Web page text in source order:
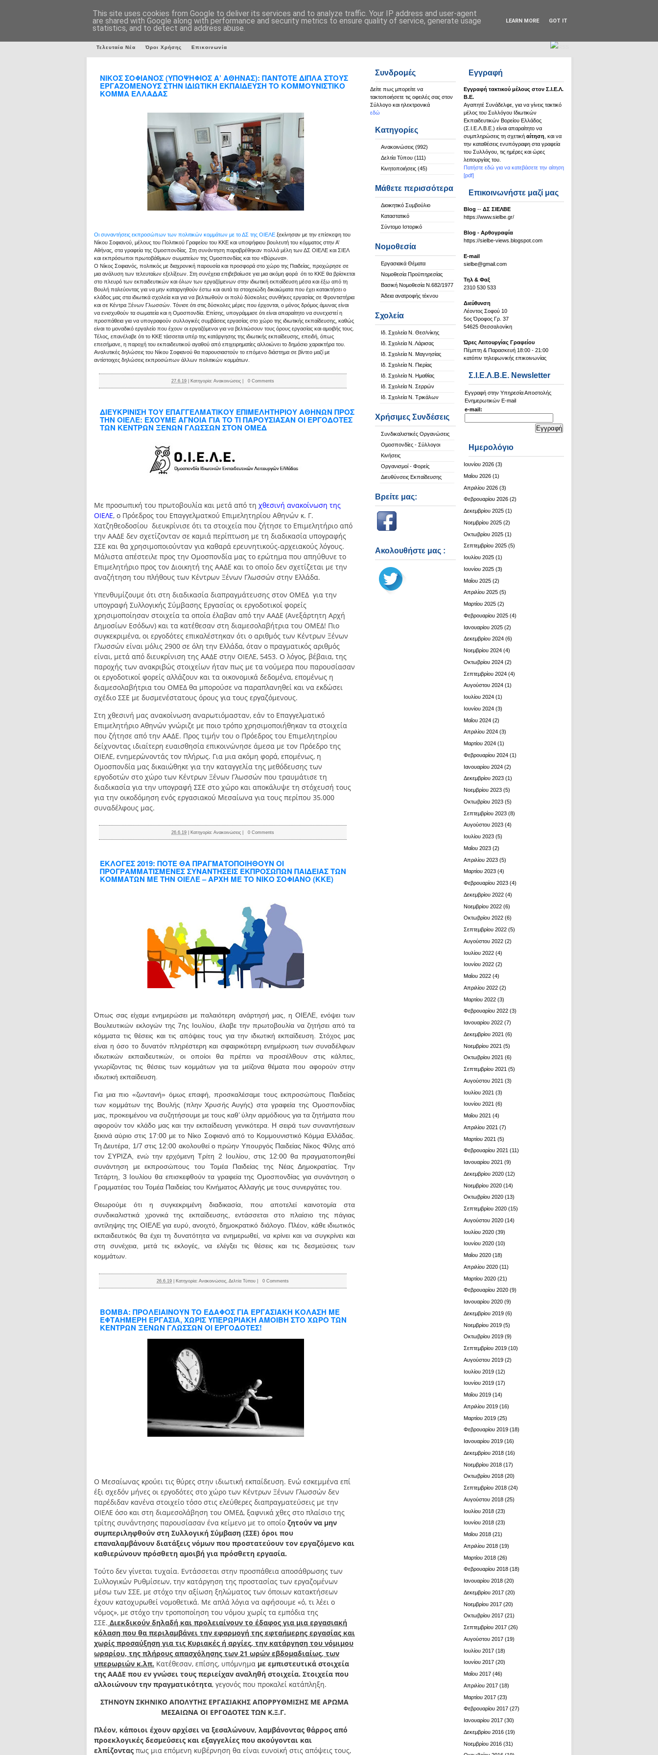
Σ.Ι.Ε.Λ.Β.Ε.
Τελευταία Νέα Όροι Χρήσης Επικοινωνία
Εγγραφή
Εγγραφή τακτικού μέλους στον Σ.Ι.Ε.Λ.
Β.Ε.
Αγαπητέ Συνάδελφε, για να γίνεις τακτικό
μέλος του Συλλόγου Ιδιωτικών
Εκπαιδευτικών Βορείου Ελλάδος
(Σ.Ι.Ε.Λ.Β.Ε.) είναι απαραίτητο να
συμπληρώσεις τη σχετική αίτηση , και να
την καταθέσεις ενυπόγραφη στα γραφεία
του Συλλόγου, τις ημέρες και ώρες
λειτουργίας του.
Πατήστε εδώ για να κατεβάσετε την αίτηση
[pdf]
Επικοινωνήστε μαζί μας
Βlog -- ΔΣ ΣΙΕΛΒΕ
https://www.sielbe.gr/
Blog - Αρθογραφία
https://sielbe-views.blogspot.com
Ε-mail
sielbe@gmail.com
Τηλ & Φαξ
2310 530 533
Διεύθυνση
Λέοντος Σοφού 10
5ος Όροφος Γρ. 37
54625 Θεσσαλονίκη
Ώρες Λειτουργίας Γραφείου
Πέμπτη & Παρασκευή 18:00 - 21:00
κατόπιν τηλεφωνικής επικοινωνίας
Σ.Ι.Ε.Λ.Β.Ε. Newsletter
Εγγραφή στην Υπηρεσία Αποστολής
Ενημερωτικών E-mail
e-mail:
Ημερολόγιο
Ιουνίου 2026 (3)
Μαΐου 2026 (1)
Απριλίου 2026 (3)
Φεβρουαρίου 2026 (2)
Δεκεμβρίου 2025 (1)
Νοεμβρίου 2025 (2)
Οκτωβρίου 2025 (1)
Σεπτεμβρίου 2025 (5)
Ιουλίου 2025 (1)
Ιουνίου 2025 (3)
Μαΐου 2025 (2)
Απριλίου 2025 (5)
Μαρτίου 2025 (2)
Φεβρουαρίου 2025 (4)
Ιανουαρίου 2025 (2)
Δεκεμβρίου 2024 (6)
Νοεμβρίου 2024 (4)
Οκτωβρίου 2024 (2)
Σεπτεμβρίου 2024 (4)
Αυγούστου 2024 (1)
Ιουλίου 2024 (1)
Ιουνίου 2024 (3)
Μαΐου 2024 (2)
Απριλίου 2024 (3)
Μαρτίου 2024 (1)
Φεβρουαρίου 2024 (1)
Ιανουαρίου 2024 (2)
Δεκεμβρίου 2023 (1)
Νοεμβρίου 2023 (5)
Οκτωβρίου 2023 (5)
Σεπτεμβρίου 2023 (8)
Αυγούστου 2023 (4)
Ιουλίου 2023 (5)
Μαΐου 2023 (2)
Απριλίου 2023 (5)
Μαρτίου 2023 (4)
Φεβρουαρίου 2023 (4)
Δεκεμβρίου 2022 (4)
Νοεμβρίου 2022 (6)
Οκτωβρίου 2022 (6)
Σεπτεμβρίου 2022 (5)
Αυγούστου 2022 (2)
Ιουλίου 2022 (4)
Ιουνίου 2022 (2)
Μαΐου 2022 (4)
Απριλίου 2022 (2)
Μαρτίου 2022 (3)
Φεβρουαρίου 2022 (3)
Ιανουαρίου 2022 (7)
Δεκεμβρίου 2021 (6)
Νοεμβρίου 2021 (5)
Οκτωβρίου 2021 (6)
Σεπτεμβρίου 2021 (5)
Αυγούστου 2021 (3)
Ιουλίου 2021 (3)
Ιουνίου 2021 (6)
Μαΐου 2021 (4)
Απριλίου 2021 (7)
Μαρτίου 2021 (5)
Φεβρουαρίου 2021 (11)
Ιανουαρίου 2021 (9)
Δεκεμβρίου 2020 (12)
Νοεμβρίου 2020 (14)
Οκτωβρίου 2020 (13)
Σεπτεμβρίου 2020 (15)
Αυγούστου 2020 (14)
Ιουλίου 2020 (39)
Ιουνίου 2020 (10)
Μαΐου 2020 (18)
Απριλίου 2020 (11)
Μαρτίου 2020 (21)
Φεβρουαρίου 2020 (9)
Ιανουαρίου 2020 (9)
Δεκεμβρίου 2019 (6)
Νοεμβρίου 2019 (5)
Οκτωβρίου 2019 (9)
Σεπτεμβρίου 2019 (10)
Αυγούστου 2019 (2)
Ιουλίου 2019 (12)
Ιουνίου 2019 (17)
Μαΐου 2019 (14)
Απριλίου 2019 (16)
Μαρτίου 2019 (25)
Φεβρουαρίου 2019 (18)
Ιανουαρίου 2019 (16)
Δεκεμβρίου 2018 (16)
Νοεμβρίου 2018 (17)
Οκτωβρίου 2018 (20)
Σεπτεμβρίου 2018 (24)
Αυγούστου 2018 (25)
Ιουλίου 2018 (23)
Ιουνίου 2018 (23)
Μαΐου 2018 (21)
Απριλίου 2018 (19)
Μαρτίου 2018 (26)
Φεβρουαρίου 2018 (18)
Ιανουαρίου 2018 (20)
Δεκεμβρίου 2017 (20)
Νοεμβρίου 2017 (20)
Οκτωβρίου 2017 (21)
Σεπτεμβρίου 2017 (26)
Αυγούστου 2017 (19)
Ιουλίου 2017 (18)
Ιουνίου 2017 (20)
Μαΐου 2017 (46)
Απριλίου 2017 (18)
Μαρτίου 2017 (23)
Φεβρουαρίου 2017 (27)
Ιανουαρίου 2017 (30)
Δεκεμβρίου 2016 (19)
Νοεμβρίου 2016 (31)
Συνδρομές
Δείτε πως μπορείτε να
τακτοποιήσετε τις οφειλές σας στον
Σύλλογο και ηλεκτρονικά
εδώ
Κατηγορίες
Ανακοινώσεις (992)
Δελτία Τύπου (111)
Κινητοποιήσεις (45)
Μάθετε περισσότερα
Διοικητικό Συμβούλιο
Καταστατικό
Σύντομο Ιστορικό
Νομοθεσία
Εργασιακά Θέματα
Νομοθεσία Προϋπηρεσίας
Βασική Νομοθεσία Ν.682/1977
Άδεια ανατροφής τέκνου
Σχολεία
Ιδ. Σχολεία Ν. Θεσ/νίκης
Ιδ. Σχολεία Ν. Λάρισας
Ιδ. Σχολεία Ν. Μαγνησίας
Ιδ. Σχολεία Ν. Πιερίας
Ιδ. Σχολεία Ν. Ημαθίας
Ιδ. Σχολεία Ν. Σερρών
Ιδ. Σχολεία Ν. Τρικάλων
Χρήσιμες Συνδέσεις
Συνδικαλιστικές Οργανώσεις
Ομοσπονδίες - Σύλλογοι
Κινήσεις
Οργανισμοί - Φορείς
Διευθύνσεις Εκπαίδευσης
Βρείτε μας:
Ακολουθήστε μας :
ΝΙΚΟΣ ΣΟΦΙΑΝΟΣ (ΥΠΟΨΗΦΙΟΣ Α’ ΑΘΗΝΑΣ): ΠΑΝΤΟΤΕ ΔΙΠΛΑ ΣΤΟΥΣ
ΕΡΓΑΖΟΜΕΝΟΥΣ ΣΤΗΝ ΙΔΙΩΤΙΚΗ ΕΚΠΑΙΔΕΥΣΗ ΤΟ ΚΟΜΜΟΥΝΙΣΤΙΚΟ
ΚΟΜΜΑ ΕΛΛΑΔΑΣ
Οι συναντήσεις εκπροσώπων των πολιτικών κομμάτων με το ΔΣ της ΟΙΕΛΕ ξεκίνησαν με την επίσκεψη του
Νίκου Σοφιανού, μέλους του Πολιτικού Γραφείου του ΚΚΕ και υποψήφιου βουλευτή του κόμματος στην Α’
Αθήνας, στα γραφεία της Ομοσπονδίας. Στη συνάντηση παραβρέθηκαν πολλά μέλη των ΔΣ ΟΙΕΛΕ και ΣΙΕΛ
και εκπρόσωποι πρωτοβάθμιων σωματείων της Ομοσπονδίας και του «Βύρωνα».
Ο Νίκος Σοφιανός, πολιτικός με διαχρονική παρουσία και προσφορά στο χώρο της Παιδείας, προχώρησε σε
μια ανάλυση των τελευταίων εξελίξεων. Στη συνέχεια επιβεβαίωσε για μια ακόμη φορά ότι το ΚΚΕ θα βρίσκεται
στο πλευρό των εκπαιδευτικών και όλων των εργαζόμενων στην ιδιωτική εκπαίδευση μέσα και έξω από τη
Βουλή παλεύοντας για να μην καταργηθούν έστω και αυτά τα στοιχειώδη δικαιώματα που έχει κατακτήσει ο
κλάδος μας στα ιδιωτικά σχολεία και για να βελτιωθούν οι πολύ δύσκολες συνθήκες εργασίας σε Φροντιστήρια
και σε Κέντρα Ξένων Γλωσσών. Τόνισε ότι στις δύσκολες μέρες που έρχονται, ο μόνος δρόμος άμυνας είναι
να ενισχυθούν τα σωματεία και η Ομοσπονδία. Επίσης, υπογράμμισε ότι είναι απαραίτητο να συνεχιστεί η
προσπάθεια για να υπογραφούν συλλογικές συμβάσεις εργασίας στο χώρο της ιδιωτικής εκπαίδευσης, καθώς
είναι το μοναδικό εργαλείο που έχουν οι εργαζόμενοι για να βελτιώσουν τους όρους εργασίας και αμοιβής τους.
Τέλος, επανέλαβε ότι το ΚΚΕ τάσσεται υπέρ της κατάργησης της ιδιωτικής εκπαίδευσης, επειδή, όπως
επεσήμανε, η παροχή του εκπαιδευτικού αγαθού από επιχειρηματίες αλλοιώνει το δημόσιο χαρακτήρα του.
Αναλυτικές δηλώσεις του Νίκου Σοφιανού θα παρουσιαστούν το επόμενο διάστημα σε βίντεο μαζί με
αντίστοιχες δηλώσεις εκπροσώπων άλλων πολιτικών κομμάτων.
27.6.19 Κατηγορία:Ανακοινώσεις 0 Comments
ΔΙΕΥΚΡΙΝΙΣΗ ΤΟΥ ΕΠΑΓΓΕΛΜΑΤΙΚΟΥ ΕΠΙΜΕΛΗΤΗΡΙΟΥ ΑΘΗΝΩΝ ΠΡΟΣ
ΤΗΝ ΟΙΕΛΕ: ΕΧΟΥΜΕ ΑΓΝΟΙΑ ΓΙΑ ΤΟ ΤΙ ΠΑΡΟΥΣΙΑΣΑΝ ΟΙ ΕΡΓΟΔΟΤΕΣ
ΤΩΝ ΚΕΝΤΡΩΝ ΞΕΝΩΝ ΓΛΩΣΣΩΝ ΣΤΟΝ ΟΜΕΔ
Με προσωπική του πρωτοβουλία και μετά από τη χθεσινή ανακοίνωση της
ΟΙΕΛΕ, ο Πρόεδρος του Επαγγελματκού Επιμελητηρίου Αθηνών κ. Γ.
Χατζηθεοδοσίου διευκρίνισε ότι τα στοιχεία που ζήτησε το Επιμελητήριο από
την ΑΑΔΕ δεν σχετίζονταν σε καμιά περίπτωση με τη διαδικασία υπογραφής
ΣΣΕ και θα χρησιμοποιούνταν για καθαρά ερευνητικούς-αρχειακούς λόγους.
Μάλιστα απέστειλε προς την Ομοσπονδία μας το ερώτημα που απηύθυνε το
Επιμελητήριο προς τον Διοικητή της ΑΑΔΕ και το οποίο δεν σχετίζεται με την
αναζήτηση του πλήθους των Κέντρων Ξένων Γλωσσών στην Ελλάδα.
Υπενθυμίζουμε ότι στη διαδικασία διαπραγμάτευσης στον ΟΜΕΔ για την
υπογραφή Συλλογικής Σύμβασης Εργασίας οι εργοδοτικοί φορείς
χρησιμοποίησαν στοιχεία τα οποία έλαβαν από την ΑΑΔΕ (Ανεξάρτητη Αρχή
Δημοσίων Εσόδων) και τα κατέθεσαν στη διαμεσολαβήτρια του ΟΜΕΔ! Πιο
συγκεκριμένα, οι εργοδότες επικαλέστηκαν ότι ο αριθμός των Κέντρων Ξένων
Γλωσσών είναι μόλις 2900 σε όλη την Ελλάδα, όταν ο πραγματικός αριθμός
είναι, μετά από διευκρίνιση της ΑΑΔΕ στην ΟΙΕΛΕ, 5453. Ο λόγος, βέβαια, της
παροχής των ανακριβώς στοιχείων ήταν πως με τα νούμερα που παρουσίασαν
οι εργοδοτικοί φορείς αλλάζουν και τα οικονομικά δεδομένα, επομένως η
διαμεσολαβήτρια του ΟΜΕΔ θα μπορούσε να παραπλανηθεί και να εκδώσει
σχέδιο ΣΣΕ με δυσμενέστατους όρους για τους εργαζόμενους.
Στη χθεσινή μας ανακοίνωση αναρωτιόμασταν, εάν το Επαγγελματικό
Επιμελητήριο Αθηνών γνώριζε με ποιο τρόπο χρησιμοποιήθηκαν τα στοιχεία
που ζήτησε από την ΑΑΔΕ. Προς τιμήν του ο Πρόεδρος του Επιμελητηρίου
δείχνοντας ιδιαίτερη ευαισθησία επικοινώνησε άμεσα με τον Πρόεδρο της
ΟΙΕΛΕ, ενημερώνοντάς τον πλήρως. Για μια ακόμη φορά, επομένως, η
Ομοσπονδία μας δικαιώθηκε για την καταγγελία της μεθόδευσης των
εργοδοτών στο χώρο των Κέντρων Ξένων Γλωσσών που τραυμάτισε τη
διαδικασία για την υπογραφή ΣΣΕ στο χώρο και αποκάλυψε τη στόχευσή τους
για την οικοδόμηση ενός εργασιακού Μεσαίωνα για τους περίπου 35.000
συναδέλφους μας.
26.6.19 Κατηγορία:Ανακοινώσεις 0 Comments
ΕΚΛΟΓΕΣ 2019: ΠΟΤΕ ΘΑ ΠΡΑΓΜΑΤΟΠΟΙΗΘΟΥΝ ΟΙ
ΠΡΟΓΡΑΜΜΑΤΙΣΜΕΝΕΣ ΣΥΝΑΝΤΗΣΕΙΣ ΕΚΠΡΟΣΩΠΩΝ ΠΑΙΔΕΙΑΣ ΤΩΝ
ΚΟΜΜΑΤΩΝ ΜΕ ΤΗΝ ΟΙΕΛΕ – ΑΡΧΗ ΜΕ ΤΟ ΝΙΚΟ ΣΟΦΙΑΝΟ (ΚΚΕ)
Όπως σας είχαμε ενημερώσει με παλαιότερη ανάρτησή μας, η ΟΙΕΛΕ, ενόψει των
Βουλευτικών εκλογών της 7ης Ιουλίου, έλαβε την πρωτοβουλία να ζητήσει από τα
κόμματα τις θέσεις και τις απόψεις τους για την ιδιωτική εκπαίδευση. Στόχος μας
είναι η όσο το δυνατόν πληρέστερη και σφαιρικότερη ενημέρωση των συναδέλφων
ιδιωτικών εκπαιδευτικών, οι οποίοι θα πρέπει να προσέλθουν στις κάλπες,
γνωρίζοντας τις θέσεις των κομμάτων για τα μείζονα θέματα που αφορούν στην
ιδιωτική εκπαίδευση.
Για μια πιο «ζωντανή» όμως επαφή, προσκαλέσαμε τους εκπροσώπους Παιδείας
των κομμάτων της Βουλής (πλην Χρυσής Αυγής) στα γραφεία της Ομοσπονδίας
μας, προκειμένου να συζητήσουμε με τους καθ’ ύλην αρμόδιους για τα ζητήματα που
αφορούν τον κλάδο μας και την εκπαίδευση γενικότερα. Η σειρά των συναντήσεων
ξεκινά αύριο στις 17:00 με το Νίκο Σοφιανό από το Κομμουνιστικό Κόμμα Ελλάδας.
Τη Δευτέρα, 1/7 στις 12:00 ακολουθεί ο πρώην Υπουργός Παιδείας Νίκος Φίλης από
τον ΣΥΡΙΖΑ, ενώ την ερχόμενη Τρίτη 2 Ιουλίου, στις 12:00 θα πραγματοποιηθεί
συνάντηση με εκπροσώπους του Τομέα Παιδείας της Νέας Δημοκρατίας. Την
Τετάρτη, 3 Ιουλίου θα επισκεφθούν τα γραφεία της Ομοσπονδίας για συνάντηση ο
Γραμματέας του Τομέα Παιδείας του Κινήματος Αλλαγής με τους συνεργάτες του.
Θεωρούμε ότι η συγκεκριμένη διαδικασία, που αποτελεί καινοτομία στα
συνδικαλιστικά χρονικά της εκπαίδευσης, εντάσσεται στο πλαίσιο της πάγιας
αντίληψης της ΟΙΕΛΕ για ευρύ, ανοιχτό, δημοκρατικό διάλογο. Πλέον, κάθε ιδιωτικός
εκπαιδευτικός θα έχει τη δυνατότητα να ενημερωθεί, να κρίνει και να συγκρίνει και
στη συνέχεια, μετά τις εκλογές, να ελέγξει τις θέσεις και τις δεσμεύσεις των
κομμάτων.
26.6.19 Κατηγορία:Ανακοινώσεις,Δελτία Τύπου 0 Comments
ΒΟΜΒΑ: ΠΡΟΛΕΙΑΙΝΟΥΝ ΤΟ ΕΔΑΦΟΣ ΓΙΑ ΕΡΓΑΣΙΑΚΗ ΚΟΛΑΣΗ ΜΕ
ΕΦΤΑΗΜΕΡΗ ΕΡΓΑΣΙΑ, ΧΩΡΙΣ ΥΠΕΡΩΡΙΑΚΗ ΑΜΟΙΒΗ ΣΤΟ ΧΩΡΟ ΤΩΝ
ΚΕΝΤΡΩΝ ΞΕΝΩΝ ΓΛΩΣΣΩΝ ΟΙ ΕΡΓΟΔΟΤΕΣ!
Ο Μεσαίωνας κρούει τις θύρες στην ιδιωτική εκπαίδευση. Ενώ εσκεμμένα επί
έξι σχεδόν μήνες οι εργοδότες στο χώρο των Κέντρων Ξένων Γλωσσών δεν
παρέδιδαν κανένα στοιχείο τόσο στις ελεύθερες διαπραγματεύσεις με την
ΟΙΕΛΕ όσο και στη διαμεσολάβηση του ΟΜΕΔ, ξαφνικά χθες στο πλαίσιο της
τρίτης συνάντησης παρουσίασαν ένα κείμενο με το οποίο ζητούν να μην
συμπεριληφθούν στη Συλλογική Σύμβαση (ΣΣΕ) όροι που
επαναλαμβάνουν διατάξεις νόμων που προστατεύουν τον εργαζόμενο και
καθιερώνουν πρόσθετη αμοιβή για πρόσθετη εργασία.
Τούτο δεν γίνεται τυχαία. Εντάσσεται στην προσπάθεια αποσάθρωσης των
Συλλογικών Ρυθμίσεων, την κατάργηση της προστασίας των εργαζομένων
μέσω των ΣΣΕ, με στόχο την αξίωση ξηλώματος των όποιων κατακτήσεων
έχουν κατοχυρωθεί νομοθετικά. Με απλά λόγια να αφήσουμε «ό, τι λέει ο
νόμος», με στόχο την τροποποίηση του νόμου χωρίς τα εμπόδια της
ΣΣΕ. Διεκδικούν δηλαδή και προλειαίνουν το έδαφος για μια εργασιακή
κόλαση που θα περιλαμβάνει την εφαρμογή της εφταήμερης εργασίας και
χωρίς προσαύξηση για τις Κυριακές ή αργίες, την κατάργηση του νόμιμου
ωραρίου, της πλήρους απασχόλησης των 21 ωρών εβδομαδιαίως, των
υπερωριών κ.λπ. Κατέθεσαν, επίσης, υπόμνημα με εμπιστευτικά στοιχεία
της ΑΑΔΕ που εν γνώσει τους περιείχαν αναληθή στοιχεία. Στοιχεία που
αλλοιώνουν την πραγματικότητα, γεγονός που προκαλεί κατάπληξη.
ΣΤΗΝΟΥΝ ΣΚΗΝΙΚΟ ΑΠΟΛΥΤΗΣ ΕΡΓΑΣΙΑΚΗΣ ΑΠΟΡΡΥΘΜΙΣΗΣ ΜΕ ΑΡΩΜΑ
ΜΕΣΑΙΩΝΑ ΟΙ ΕΡΓΟΔΟΤΕΣ ΤΩΝ Κ.Ξ.Γ.
Πλέον, κάποιοι έχουν αρχίσει να ξεσαλώνουν, λαμβάνοντας θάρρος από
προεκλογικές δεσμεύσεις και εξαγγελίες που ακούγονται και
ελπίζοντας πως μια επόμενη κυβέρνηση θα είναι ευνοϊκή στις απόψεις τους,
This site uses cookies from Google to deliver its services and to analyze traffic. Your IP address and user-agent
are shared with Google along with performance and security metrics to ensure quality of service, generate usage
statistics, and to detect and address abuse.
LEARN MORE GOT IT